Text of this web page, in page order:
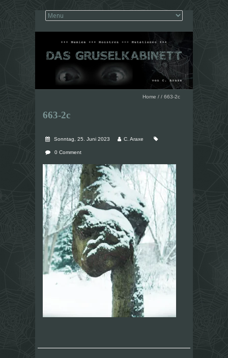
Home / / 663-2c
663-2c
Sonntag, 25. Juni 2023 C. Araxe
0 Comment